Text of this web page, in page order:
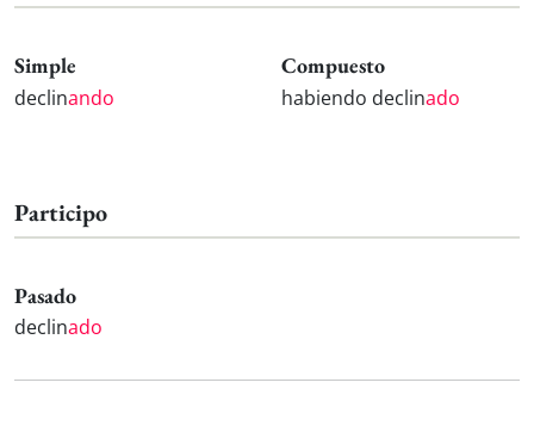
Simple
declinando
Compuesto
habiendo declinado
Participo
Pasado
declinado